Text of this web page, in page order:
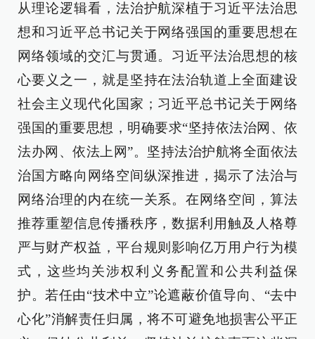
从理论逻辑看，法治护航深植于习近平法治思
想和习近平总书记关于网络强国的重要思想在
网络领域的交汇与贯通。习近平法治思想的核
心要义之一，就是坚持在法治轨道上全面建设
社会主义现代化国家；习近平总书记关于网络
强国的重要思想，明确要求“坚持依法治网、依
法办网、依法上网”。坚持法治护航将全面依法
治国方略向网络空间纵深推进，揭示了法治与
网络治理的内在统一关系。在网络空间，算法
推荐重塑信息传播秩序，数据利用触及人格尊
严与财产权益，平台规则影响亿万用户行为模
式，这些均关涉权利义务配置和公共利益保
护。若任由“技术中立”论遮蔽价值导向、“去中
心化”消解责任归属，将不可避免地损害公平正